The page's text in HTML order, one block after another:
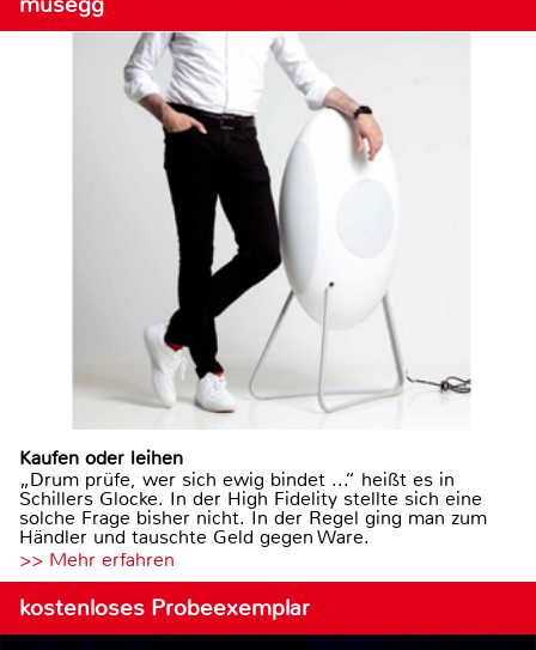
Kaufen oder leihen
„Drum prüfe, wer sich ewig bindet ...“ heißt es in
Schillers Glocke. In der High Fidelity stellte sich eine
solche Frage bisher nicht. In der Regel ging man zum
Händler und tauschte Geld gegen Ware.
>> Mehr erfahren
kostenloses Probeexemplar